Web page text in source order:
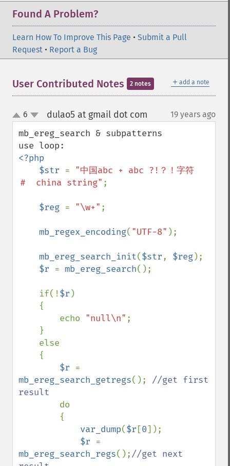
Found A Problem?
Learn How To Improve This Page • Submit a Pull
Request • Report a Bug
＋ add a note
User Contributed Notes 2 notes
up
down
6 dulao5 at gmail dot com 19 years ago
mb_ereg_search & subpatterns
<?php
    $str
= "中国abc + abc ?!？！字符
＃　china string" ;
$reg = "\w+" ;
mb_regex_encoding( "UTF-8" );
mb_ereg_search_init($str, $reg);
$r = mb_ereg_search();
    if(!
$r )
        echo
"null\n" ;
$r
mb_ereg_search_getregs(); //get first
result
do
var_dump($r [0]);
$r
mb_ereg_search_regs();//get next